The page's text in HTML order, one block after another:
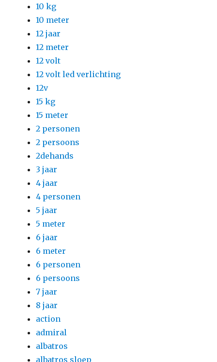
10 kg
10 meter
12 jaar
12 meter
12 volt
12 volt led verlichting
12v
15 kg
15 meter
2 personen
2 persoons
2dehands
3 jaar
4 jaar
4 personen
5 jaar
5 meter
6 jaar
6 meter
6 personen
6 persoons
7 jaar
8 jaar
action
admiral
albatros
albatros sloep